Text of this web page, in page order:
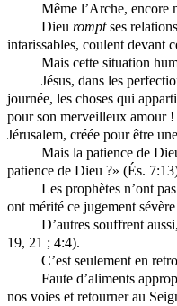
Même l’Arche, encore
Dieu romptses
intarissables, coulent devant
Mais cette situation
Jésus, dans les
journée, les choses qui
pour son merveilleux amour !
Jérusalem, créée pour être
Mais la patience de
patience de Dieu ?» (És.
Les prophètes n’ont
ont mérité ce jugement
D’autres souffrent
19, 21 ; 4:4).
C’est seulement en
Faute d’aliments
nos voies et retourner au